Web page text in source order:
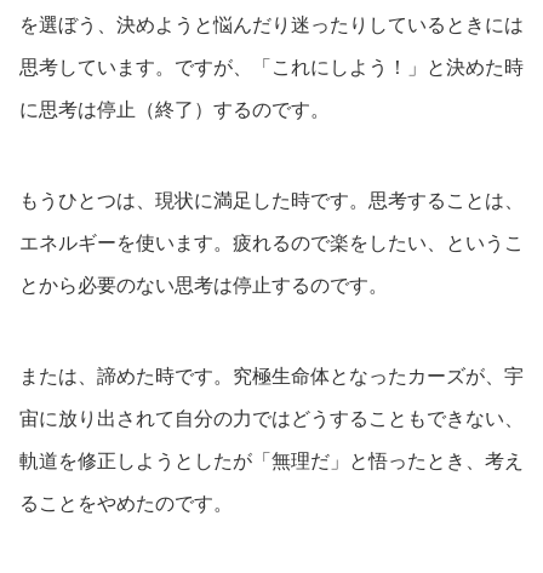
を選ぼう、決めようと悩んだり迷ったりしているときには
思考しています。ですが、「これにしよう！」と決めた時
に思考は停止（終了）するのです。
もうひとつは、現状に満足した時です。思考することは、
エネルギーを使います。疲れるので楽をしたい、というこ
とから必要のない思考は停止するのです。
または、諦めた時です。究極生命体となったカーズが、宇
宙に放り出されて自分の力ではどうすることもできない、
軌道を修正しようとしたが「無理だ」と悟ったとき、考え
ることをやめたのです。